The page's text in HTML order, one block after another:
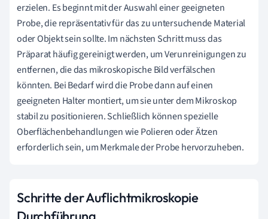
erzielen. Es beginnt mit der Auswahl einer geeigneten
Probe, die repräsentativ für das zu untersuchende Material
oder Objekt sein sollte. Im nächsten Schritt muss das
Präparat häufig gereinigt werden, um Verunreinigungen zu
entfernen, die das mikroskopische Bild verfälschen
könnten. Bei Bedarf wird die Probe dann auf einen
geeigneten Halter montiert, um sie unter dem Mikroskop
stabil zu positionieren. Schließlich können spezielle
Oberflächenbehandlungen wie Polieren oder Ätzen
erforderlich sein, um Merkmale der Probe hervorzuheben.
Schritte der Auflichtmikroskopie